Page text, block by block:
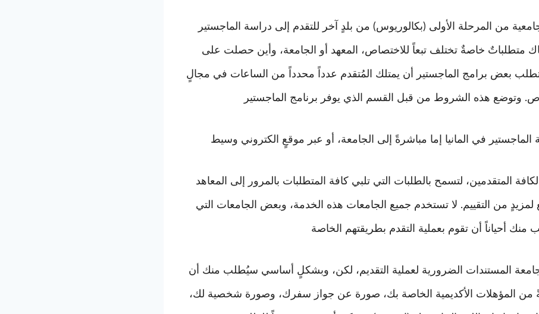
من المرحلة الأولى (بكالوريوس) من بلدٍ آخر للتقدم إلى دراسة الماجستير
متطلباتٌ خاصةٌ تختلف تبعاً للاختصاص، المعهد أو الجامعة، وأين حصلت على
بعض برامج الماجستير أن يمتلك المُتقدم عدداً محدداً من الساعات في مجالٍ
في المانيا إما مباشرةً إلى الجامعة، أو عبر موقعٍ الكتروني وسيط
لمزيدٍ من التقييم. لا تستخدم جميع الجامعات هذه الخدمة، وبعض الجامعات التي
المستندات الضرورية لعملية التقديم، لكن، وبشكلٍ أساسي سيُطلب منك أن
المؤهلات الأكديمية الخاصة بك، صورة عن جواز سفرك، وصورة شخصية لك،